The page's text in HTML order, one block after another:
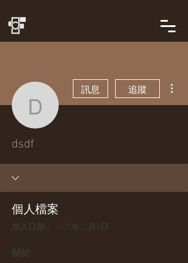
dsdf
訊息 追蹤
dsdf
個人檔案
加入日期： 2025年10月8日
關於